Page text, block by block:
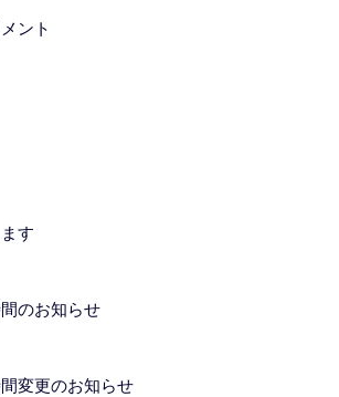
ント
す
のお知らせ
変更のお知らせ